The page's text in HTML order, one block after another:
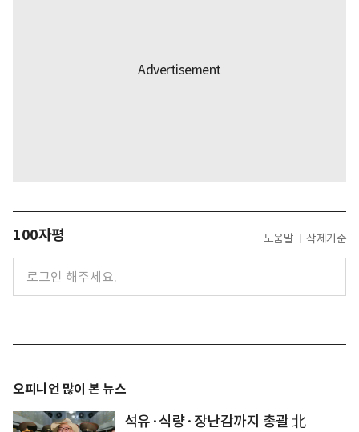
100자평 도움말 삭제기준
오피니언 많이 본 뉴스
석유·식량·장난감까지 총괄 北